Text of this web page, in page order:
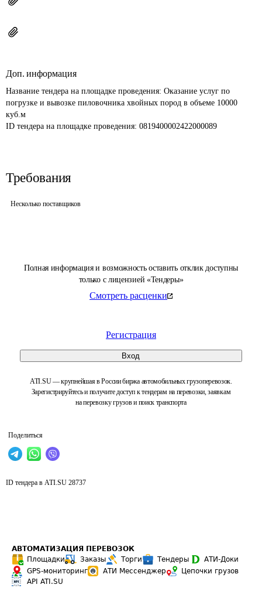
Полная информация и возможность оставить отклик доступны
только с лицензией «Тендеры»
Смотреть расценки
Регистрация
Вход
ATI.SU — крупнейшая в России биржа автомобильных грузоперевозок.
Зарегистрируйтесь и получите доступ к тендерам на перевозки, заявкам
на перевозку грузов и поиск транспорта
Поделиться
Доп. информация
Название тендера на площадке проведения: Оказание услуг по
погрузке и вывозке пиловочника хвойных пород в объеме 10000
куб.м
ID тендера на площадке проведения: 0819400002422000089
Требования
Несколько поставщиков
ID тендера в ATI.SU 28737
АВТОМАТИЗАЦИЯ ПЕРЕВОЗОК
Площадки
Заказы Торги Тендеры
АТИ-Доки
GPS-мониторинг
АТИ Мессенджер
Цепочки грузов
API ATI.SU